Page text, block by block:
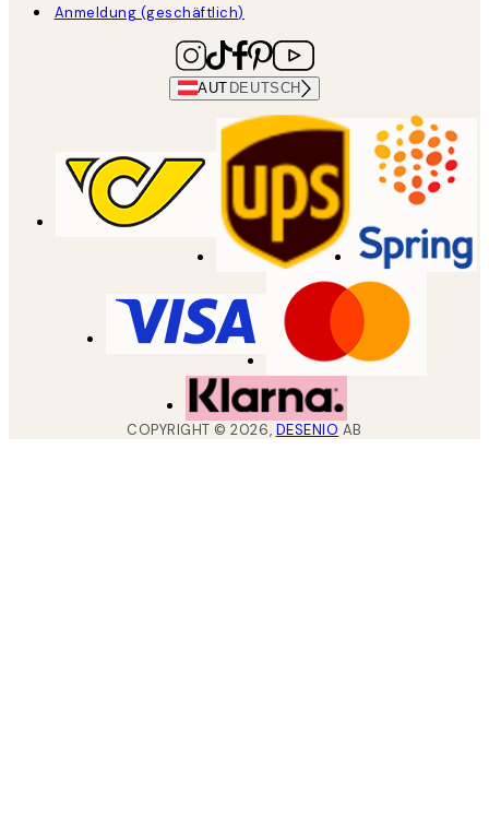
Anmeldung (geschäftlich)
AUT DEUTSCH
COPYRIGHT ©2026, DESENIO AB